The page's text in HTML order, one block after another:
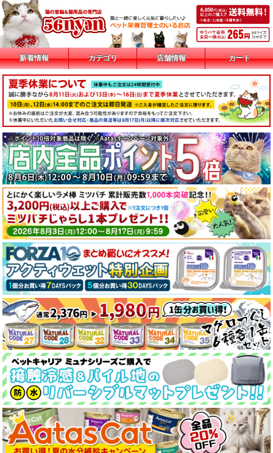
新着情報 カテゴリ 店舗情報 カート